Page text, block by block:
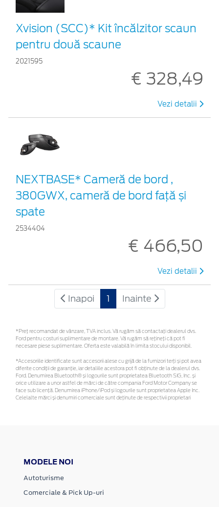
Xvision (SCC)* Kit încălzitor scaun
pentru două scaune
2021595
€ 328,49
Vezi detalii
NEXTBASE* Cameră de bord ,
380GWX, cameră de bord față și
spate
2534404
€ 466,50
Vezi detalii
Inapoi 1 Inainte
*Preţ recomandat de vânzare, TVA inclus. Vă rugăm să contactaţi dealerul dvs.
Ford pentru costuri suplimentare de montare. Vă rugăm să rețineți că pot fi
necesare piese suplimentare. Oferta este valabilă în limita stocului disponibil.
*Accesoriile identificate sunt accesorii alese cu grijă de la furnizori terți și pot avea
diferite condiții de garanție, iar detaliile acestora pot fi obținute de la dealerul dvs.
Ford. Denumirea Bluetooth® și logourile sunt proprietatea Bluetooth SIG, Inc. și
orice utilizare a unor astfel de mărci de către compania Ford Motor Company se
face sub licență. Denumirea iPhone/iPod și logourile sunt proprietatea Apple Inc.
Celelalte mărci și denumiri comerciale sunt deținute de respectivii proprietari
MODELE NOI
Autoturisme
Comerciale & Pick Up-uri